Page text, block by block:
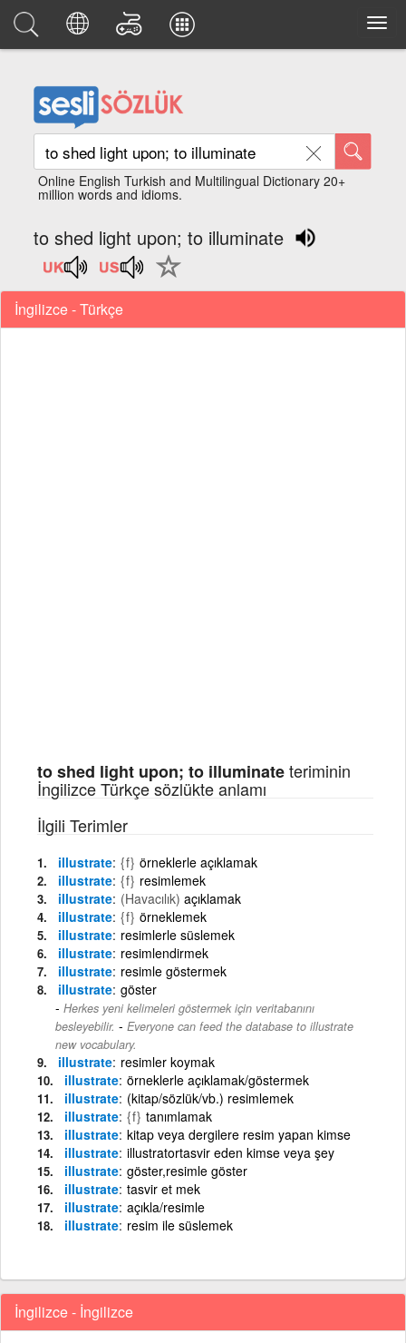
Online English Turkish and Multilingual Dictionary 20+
million words and idioms.
to shed light upon; to illuminate
İngilizce - Türkçe
to shed light upon; to illuminateteriminin
İngilizce Türkçe sözlükte anlamı
İlgili Terimler
illustrate {f} örneklerle açıklamak
illustrate {f} resimlemek
illustrate (Havacılık) açıklamak
illustrate {f} örneklemek
illustrate resimlerle süslemek
illustrate resimlendirmek
illustrate resimle göstermek
illustrate göster
Herkes yeni kelimeleri göstermek için veritabanını
besleyebilir. - Everyone can feed the database to illustrate
new vocabulary.
illustrate resimler koymak
illustrate örneklerle açıklamak/göstermek
illustrate (kitap/sözlük/vb.) resimlemek
illustrate {f} tanımlamak
illustrate kitap veya dergilere resim yapan kimse
illustrate illustratortasvir eden kimse veya şey
illustrate göster,resimle göster
illustrate tasvir et mek
illustrate açıkla/resimle
illustrate resim ile süslemek
İngilizce - İngilizce